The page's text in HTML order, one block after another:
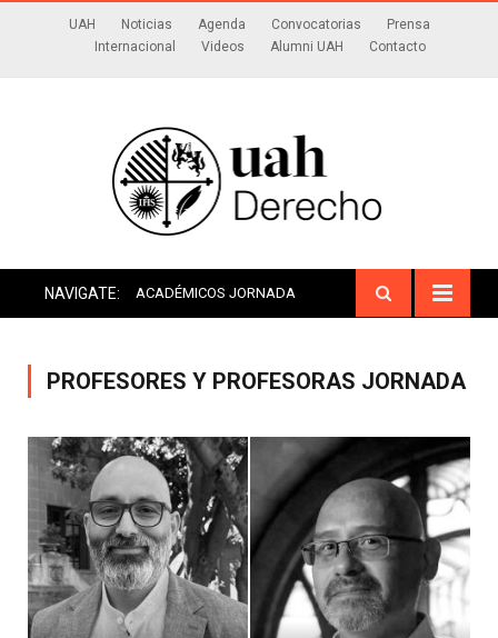
UAH Noticias Agenda Convocatorias
Prensa
Internacional
Videos Alumni UAH Contacto
NAVIGATE: ACADÉMICOS JORNADA
PROFESORES Y PROFESORAS JORNADA